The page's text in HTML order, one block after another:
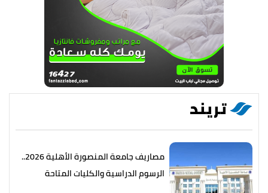
تريند
مصاريف جامعة المنصورة الأهلية 2026..
الرسوم الدراسية والكليات المتاحة